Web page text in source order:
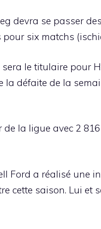
devra se passer
six matchs
le titulaire
la défaite de la
la ligue avec 2
Ford a réalisé une
cette saison. Lui